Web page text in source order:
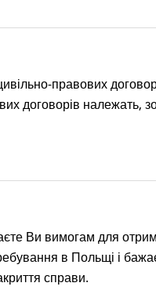
правових
договорів належать,
Ви вимогам для
в Польщі і
справи.